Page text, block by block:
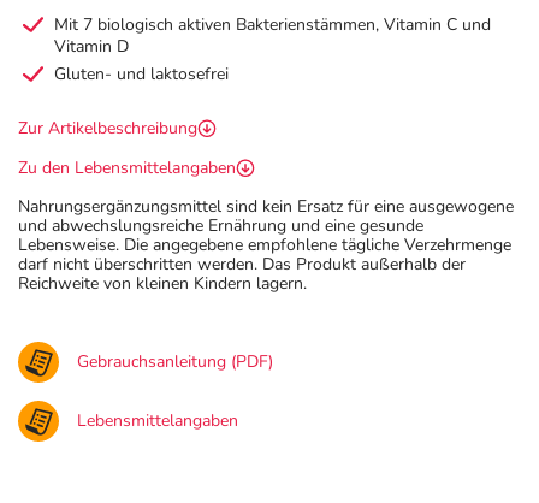
Mit 7 biologisch aktiven Bakterienstämmen, Vitamin C und
Vitamin D
Gluten- und laktosefrei
Zur Artikelbeschreibung
Zu den Lebensmittelangaben
Nahrungsergänzungsmittel sind kein Ersatz für eine ausgewogene
und abwechslungsreiche Ernährung und eine gesunde
Lebensweise. Die angegebene empfohlene tägliche Verzehrmenge
darf nicht überschritten werden. Das Produkt außerhalb der
Reichweite von kleinen Kindern lagern.
Gebrauchsanleitung (PDF)
Lebensmittelangaben